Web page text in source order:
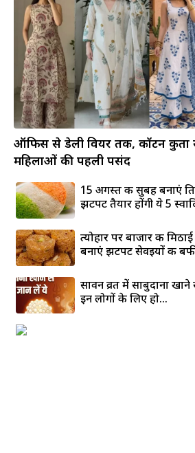
ऑफिस से डेली वियर तक, कॉटन
महिलाओं की पहली पसंद
15 अगस्त की सुबह बनाएं
झटपट तैयार होंगी ये 5
त्योहार पर बाजार की
बनाएं झटपट सेवइयों की
सावन व्रत में साबुदाना
इन लोगों के लिए हो...